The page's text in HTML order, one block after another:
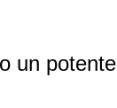
un potente